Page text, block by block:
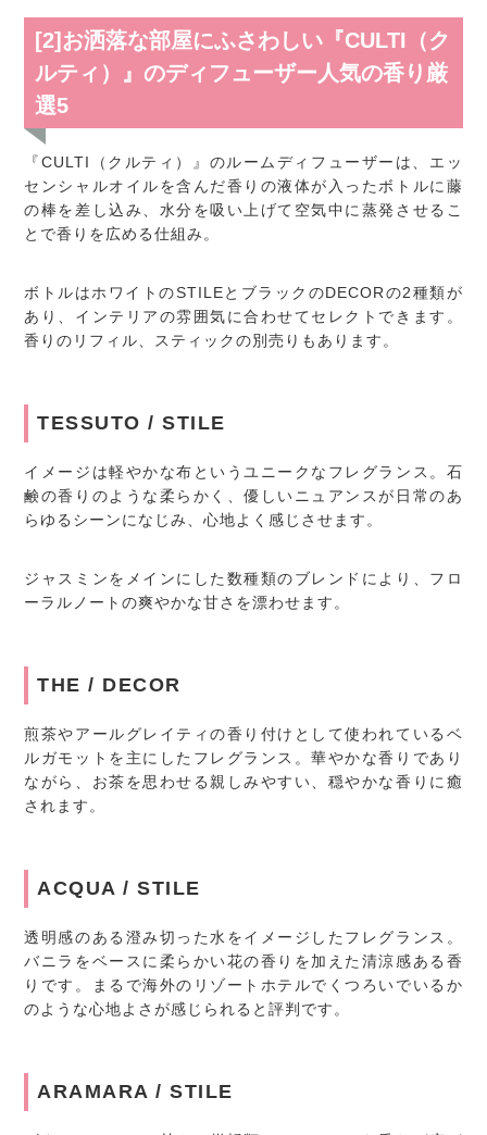
[2]お洒落な部屋にふさわしい『CULTI（ク
ルティ）』のディフューザー人気の香り厳
選5
『CULTI（クルティ）』のルームディフューザーは、エッ
センシャルオイルを含んだ香りの液体が入ったボトルに藤
の棒を差し込み、水分を吸い上げて空気中に蒸発させるこ
とで香りを広める仕組み。
ボトルはホワイトのSTILEとブラックのDECORの2種類が
あり、インテリアの雰囲気に合わせてセレクトできます。
香りのリフィル、スティックの別売りもあります。
TESSUTO / STILE
イメージは軽やかな布というユニークなフレグランス。石
鹸の香りのような柔らかく、優しいニュアンスが日常のあ
らゆるシーンになじみ、心地よく感じさせます。
ジャスミンをメインにした数種類のブレンドにより、フロ
ーラルノートの爽やかな甘さを漂わせます。
THE / DECOR
煎茶やアールグレイティの香り付けとして使われているベ
ルガモットを主にしたフレグランス。華やかな香りであり
ながら、お茶を思わせる親しみやすい、穏やかな香りに癒
されます。
ACQUA / STILE
透明感のある澄み切った水をイメージしたフレグランス。
バニラをベースに柔らかい花の香りを加えた清涼感ある香
りです。まるで海外のリゾートホテルでくつろいでいるか
のような心地よさが感じられると評判です。
ARAMARA / STILE